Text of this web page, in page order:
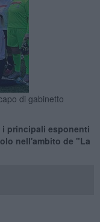
di gabinetto
i principali esponenti
nell'ambito de "La